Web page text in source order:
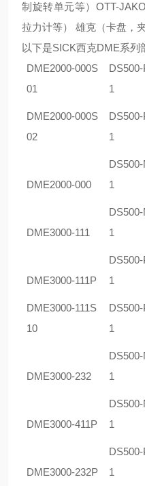
制旋转单元等）OTT-
拉力计等） 雄克（卡盘，
以下是SICK西克DME系列
DME2000-000S
01
DS500-
1
DME2000-000S
02
DS500-
1
DME2000-000
DS500-
1
DME3000-111
DS500-
1
DME3000-111P
DS500-
1
DME3000-111S
10
DS500-
1
DME3000-232
DS500-
1
DME3000-411P
DS500-
1
DME3000-232P
DS500-
1